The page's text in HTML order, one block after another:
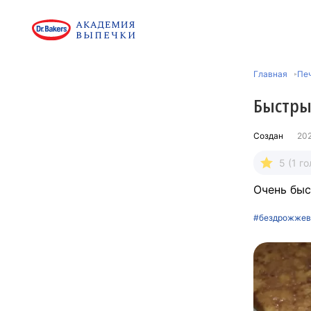
Главная
Создан
5 (1
Очень